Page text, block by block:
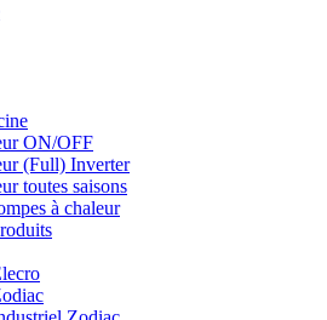
ON/OFF
(Full) Inverter
toutes saisons
à chaleur